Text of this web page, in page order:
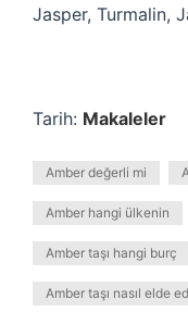
Jasper, Turmalin,
Tarih: Makaleler
Amber değerli mi
Amber hangi ülkenin
Amber taşı hangi burç
Amber taşı nasıl elde